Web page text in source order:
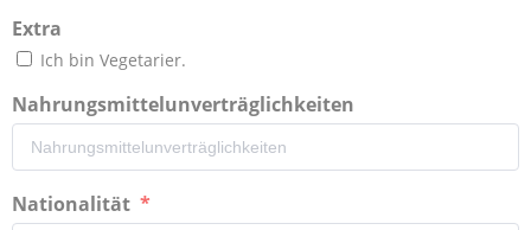
Extra
Ich bin Vegetarier.
Nahrungsmittelunverträglichkeiten
Nationalität